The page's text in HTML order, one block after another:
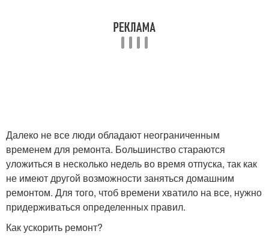
Далеко не все люди обладают неограниченным
временем для ремонта. Большинство стараются
уложиться в несколько недель во время отпуска, так как
не имеют другой возможности заняться домашним
ремонтом. Для того, чтоб времени хватило на все, нужно
придерживаться определенных правил.
Как ускорить ремонт?